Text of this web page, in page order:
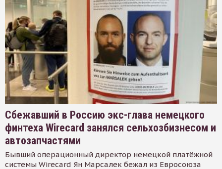
Сбежавший в Россию экс-глава немецкого
финтеха Wirecard занялся сельхозбизнесом и
автозапчастями
Бывший операционный директор немецкой платёжной
системы Wirecard Ян Марсалек бежал из Евросоюза